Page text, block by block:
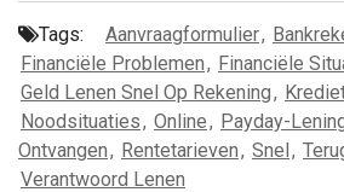
Tags: Aanvraagformulier,
Financiële Problemen, Financiële
Geld Lenen Snel Op Rekening,
Noodsituaties, Online, Payday-
Ontvangen, Rentetarieven, Snel,
Verantwoord Lenen